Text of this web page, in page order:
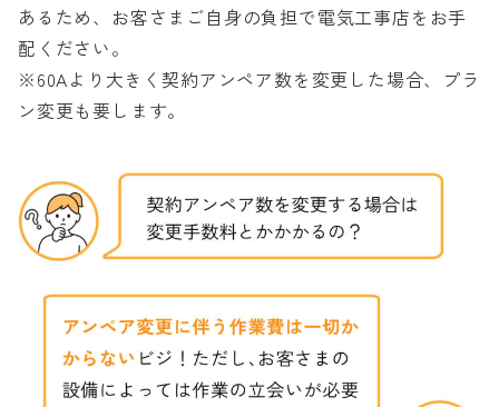
あるため、お客さまご自身の負担で電気工事店をお手
配ください。
※60Aより大きく契約アンペア数を変更した場合、プラ
ン変更も要します。